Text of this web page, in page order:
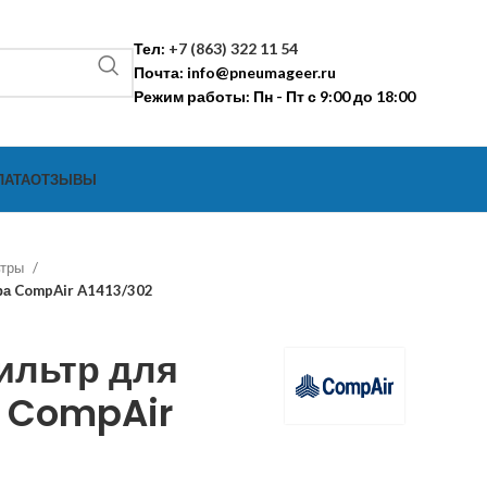
Тел: +7 (863) 322 11 54
Почта: info@pneumageer.ru
Режим работы: Пн - Пт с 9:00 до 18:00
ОТЗЫВЫ
CompAir A1413/302
для
CompAir